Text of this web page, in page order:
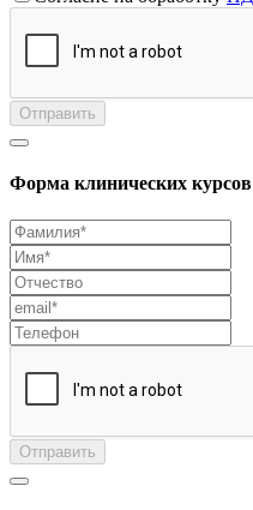
Отправить
Форма клинических курсов
Отправить